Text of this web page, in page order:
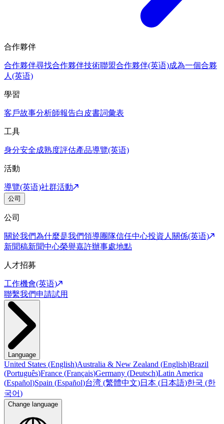
合作夥伴
合作夥伴尋找合作夥伴技術聯盟合作夥伴(英语)成為一個合夥
人(英语)
學習
客戶故事分析師報告白皮書詞彙表
工具
身分安全成熟度評估產品導覽(英语)
活動
導覽(英语)社群活動
公司
公司
關於我們為什麼是我們領導團隊信任中心投資人關係(英语)
新聞稿新聞中心榮譽嘉許辦事處地點
人才招募
工作機會(英语)
聯繫我們申請試用
Language
United States (English)Australia & New Zealand (English)Brazil
(Português)France (Français)Germany (Deutsch)Latin America
(Español)Spain (Español)台湾 (繁體中文)日本 (日本語)한국 (한
국어)
Change language